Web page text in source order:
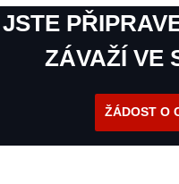
JSTE
ZÁVAŽÍ VE
ŽÁDOST O